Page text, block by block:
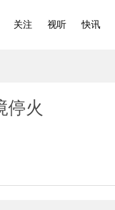
关注 视听 快讯
停火